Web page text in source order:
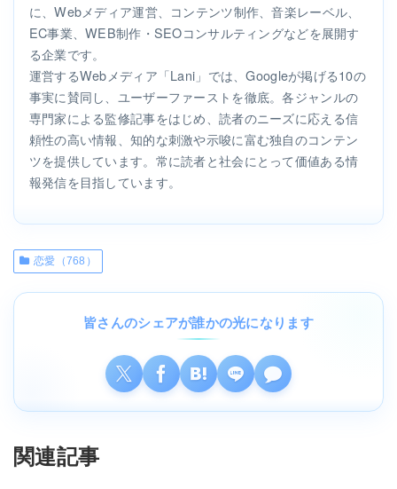
に、Webメディア運営、コンテンツ制作、音楽レーベル、
EC事業、WEB制作・SEOコンサルティングなどを展開す
る企業です。
運営するWebメディア「Lani」では、Googleが掲げる10の
事実に賛同し、ユーザーファーストを徹底。各ジャンルの
専門家による監修記事をはじめ、読者のニーズに応える信
頼性の高い情報、知的な刺激や示唆に富む独自のコンテン
ツを提供しています。常に読者と社会にとって価値ある情
報発信を目指しています。
恋愛（768）
皆さんのシェアが誰かの光になります
関連記事